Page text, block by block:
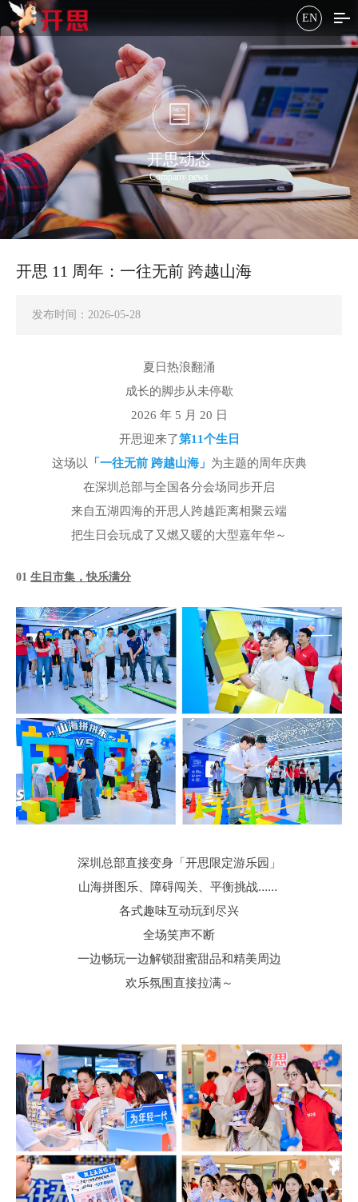
EN
开思动态
Company news
开思 11 周年：一往无前 跨越山海
发布时间：2026-05-28
夏日热浪翻涌
成长的脚步从未停歇
2026 年 5 月 20 日
开思迎来了第11个生日
这场以 「一往无前 跨越山海」 为主题的周年庆典
在深圳总部与全国各分会场同步开启
来自五湖四海的开思人跨越距离相聚云端
把生日会玩成了又燃又暖的大型嘉年华～
01 生日市集，快乐满分
深圳总部直接变身「开思限定游乐园」
山海拼图乐、障碍闯关、平衡挑战……
各式趣味互动玩到尽兴
全场笑声不断
一边畅玩一边解锁甜蜜甜品和精美周边
欢乐氛围直接拉满～